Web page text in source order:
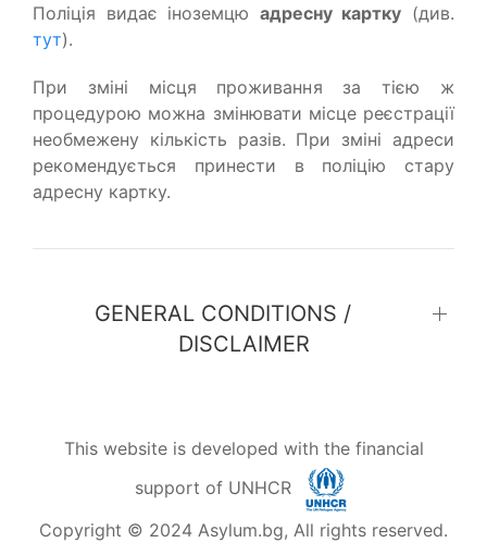
Поліція видає іноземцю адресну картку (див.
тут).
При зміні місця проживання за тією ж
процедурою можна змінювати місце реєстрації
необмежену кількість разів. При зміні адреси
рекомендується принести в поліцію стару
адресну картку.
GENERAL CONDITIONS /
DISCLAIMER
This website is developed with the financial
support of UNHCR
Copyright © 2024 Asylum.bg, All rights reserved.